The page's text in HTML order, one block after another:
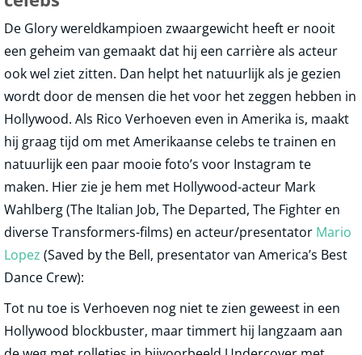
De Glory wereldkampioen zwaargewicht heeft er nooit
een geheim van gemaakt dat hij een carrière als acteur
ook wel ziet zitten. Dan helpt het natuurlijk als je gezien
wordt door de mensen die het voor het zeggen hebben in
Hollywood. Als Rico Verhoeven even in Amerika is, maakt
hij graag tijd om met Amerikaanse celebs te trainen en
natuurlijk een paar mooie foto’s voor Instagram te
maken. Hier zie je hem met Hollywood-acteur Mark
Wahlberg (The Italian Job, The Departed, The Fighter en
diverse Transformers-films) en acteur/presentator Mario
Lopez (Saved by the Bell, presentator van America’s Best
Dance Crew):
Tot nu toe is Verhoeven nog niet te zien geweest in een
Hollywood blockbuster, maar timmert hij langzaam aan